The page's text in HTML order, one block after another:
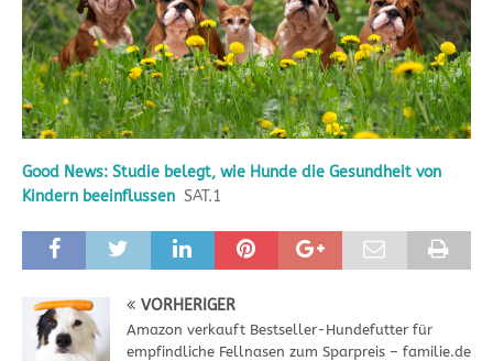
Good News: Studie belegt, wie Hunde die Gesundheit von
Kindern beeinflussen SAT.1
VORHERIGER
Amazon verkauft Bestseller-Hundefutter für
empfindliche Fellnasen zum Sparpreis – familie.de